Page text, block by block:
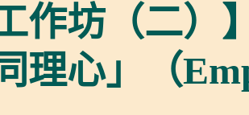
作坊（二）
理心」（